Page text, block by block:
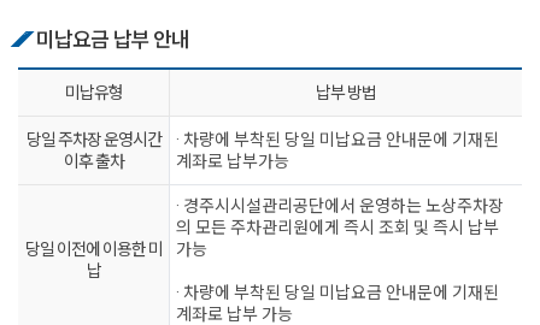
미납요금 납부 안내
미납유형 납부 방법
당일 주차장 운영시간
이후 출차
· 차량에 부착된 당일 미납요금 안내문에 기재된
계좌로 납부가능
당일 이전에 이용한 미
납
· 경주시시설관리공단에서 운영하는 노상주차장
의 모든 주차관리원에게 즉시 조회 및 즉시 납부
가능
· 차량에 부착된 당일 미납요금 안내문에 기재된
계좌로 납부 가능